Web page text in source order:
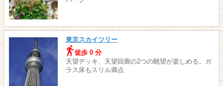
東京スカイツリー
徒歩 0 分
天望デッキ、天望回廊の2つの眺望が楽しめる。ガ
ラス床もスリル満点